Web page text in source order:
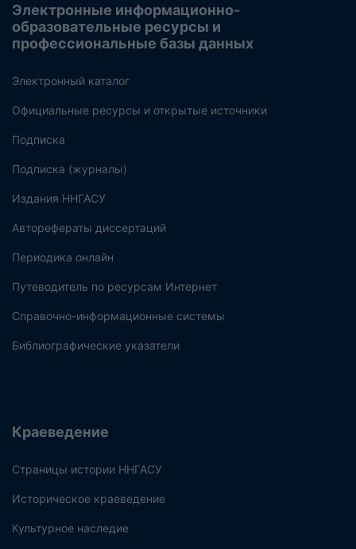
Электронные информационно-
образовательные ресурсы и
профессиональные базы данных
Электронный каталог
Официальные ресурсы и открытые источники
Подписка
Подписка (журналы)
Издания ННГАСУ
Авторефераты диссертаций
Периодика онлайн
Путеводитель по ресурсам Интернет
Справочно-информационные системы
Библиографические указатели
Краеведение
Страницы истории ННГАСУ
Историческое краеведение
Культурное наследие